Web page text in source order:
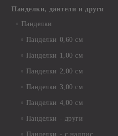
Панделки, дантели и други
Панделки
Панделки 0,60 см
Панделки 1,00 см
Панделки 2,00 см
Панделки 3,00 см
Панделки 4,00 см
Панделки - други
Панделки - с надпис